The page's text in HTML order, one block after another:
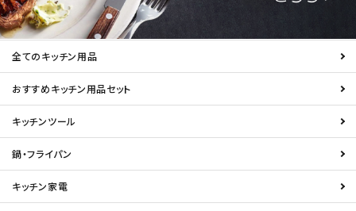
全てのキッチン用品
おすすめキッチン用品セット
キッチンツール
鍋・フライパン
キッチン家電